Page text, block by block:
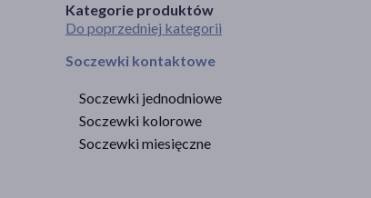
Kategorie produktów
Do poprzedniej kategorii
Soczewki kontaktowe
Soczewki jednodniowe
Soczewki kolorowe
Soczewki miesięczne